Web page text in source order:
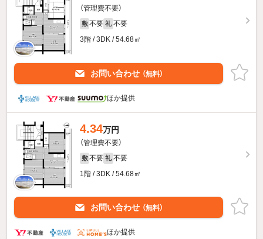
（管理費不要）
敷 不要 礼 不要
3階 / 3DK / 54.68㎡
お問い合わせ （無料）
ほか提供
4.34万円
（管理費不要）
敷 不要 礼 不要
1階 / 3DK / 54.68㎡
お問い合わせ （無料）
ほか提供